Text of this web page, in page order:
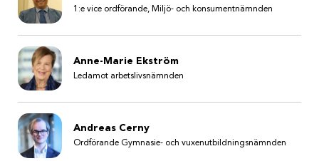
1:e vice ordförande, Miljö- och konsumentnämnden
Anne-Marie Ekström
Ledamot arbetslivsnämnden
Andreas Cerny
Ordförande Gymnasie- och vuxenutbildningsnämnden